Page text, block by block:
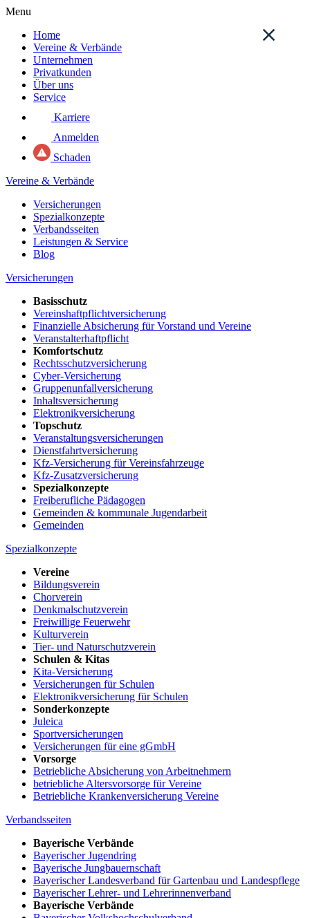
Menu
Home
Vereine & Verbände
Unternehmen
Privatkunden
Über uns
Service
Karriere
Anmelden
Schaden
Vereine & Verbände
Versicherungen
Spezialkonzepte
Verbandsseiten
Leistungen & Service
Blog
Versicherungen
Basisschutz
Vereinshaftpflichtversicherung
Finanzielle Absicherung für Vorstand und Vereine
Veranstalterhaftpflicht
Komfortschutz
Rechtsschutzversicherung
Cyber-Versicherung
Gruppenunfallversicherung
Inhaltsversicherung
Elektronikversicherung
Topschutz
Veranstaltungsversicherungen
Dienstfahrtversicherung
Kfz-Versicherung für Vereinsfahrzeuge
Kfz-Zusatzversicherung
Spezialkonzepte
Freiberufliche Pädagogen
Gemeinden & kommunale Jugendarbeit
Gemeinden
Spezialkonzepte
Vereine
Bildungsverein
Chorverein
Denkmalschutzverein
Freiwillige Feuerwehr
Kulturverein
Tier- und Naturschutzverein
Schulen & Kitas
Kita-Versicherung
Versicherungen für Schulen
Elektronikversicherung für Schulen
Sonderkonzepte
Juleica
Sportversicherungen
Versicherungen für eine gGmbH
Vorsorge
Betriebliche Absicherung von Arbeitnehmern
betriebliche Altersvorsorge für Vereine
Betriebliche Krankenversicherung Vereine
Verbandsseiten
Bayerische Verbände
Bayerischer Jugendring
Bayerische Jungbauernschaft
Bayerischer Landesverband für Gartenbau und Landespflege
Bayerischer Lehrer- und Lehrerinnenverband
Bayerische Verbände